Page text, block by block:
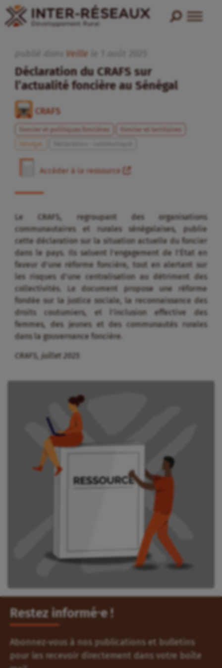
Veille
Déclaration du CRAFS sur
l’actualité foncière au Sénégal
CRAFS
Foncier et politiques foncières
Foncier et territoires
Sénégal
Accéder à la ressource
Le CRAFS, regroupant des organisations
communautaires et rurales sénégalaises, publie
cette déclaration sur la situation actuelle du foncier
dans le pays. Ils saluent l’engagement de l’État en
faveur d’une réforme foncière, tout en alertant sur
les risques d’une centralisation au détriment des
collectivités. Le document propose une réforme
fondée sur la justice sociale, la reconnaissance des
droits coutumiers, et l’inclusion effective des
femmes, des jeunes et des communautés rurales
dans la gouvernance foncière.
CRAFS, juillet 2025
Restez informé⸱e !
Abonnez-vous à nos publications et bulletins
pour les recevoir directement dans votre boîte